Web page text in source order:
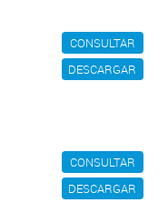
CONSULTAR
DESCARGAR
CONSULTAR
DESCARGAR